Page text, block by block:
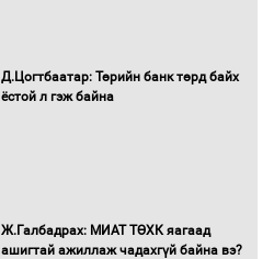
Монгол Улс “COP17”-д “Тал хээрийн
16 төрлийн эмийг нэг эх үүсвэрээс
худалдан авах журмыг баталлаа
Д.Цогтбаатар: Төрийн банк төрд байх
ёстой л гэж байна
Ж.Галбадрах: МИАТ ТӨХК яагаад
ашигтай ажиллаж чадахгүй байна вэ?